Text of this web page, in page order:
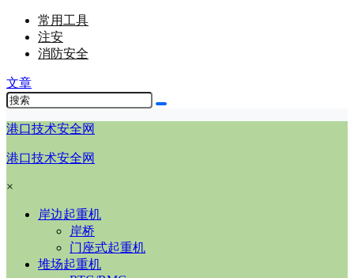
常用工具
注安
消防安全
文章
港口技术安全网
港口技术安全网
×
岸边起重机
岸桥
门座式起重机
堆场起重机